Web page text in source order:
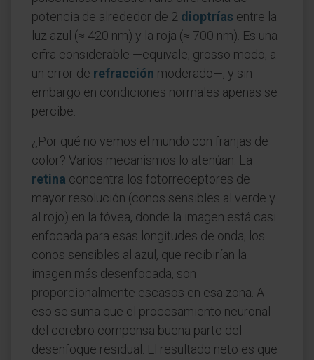
potencia de alrededor de 2 dioptrías entre la
luz azul (≈ 420 nm) y la roja (≈ 700 nm). Es una
cifra considerable —equivale, grosso modo, a
un error de refracción moderado—, y sin
embargo en condiciones normales apenas se
percibe.
¿Por qué no vemos el mundo con franjas de
color? Varios mecanismos lo atenúan. La
retina concentra los fotorreceptores de
mayor resolución (conos sensibles al verde y
al rojo) en la fóvea, donde la imagen está casi
enfocada para esas longitudes de onda; los
conos sensibles al azul, que recibirían la
imagen más desenfocada, son
proporcionalmente escasos en esa zona. A
eso se suma que el procesamiento neuronal
del cerebro compensa buena parte del
desenfoque residual. El resultado neto es que